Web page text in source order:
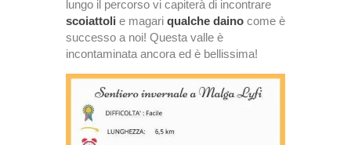
lungo il percorso vi capiterà di incontrare
scoiattoli e magari qualche daino come è
successo a noi! Questa valle è
incontaminata ancora ed è bellissima!